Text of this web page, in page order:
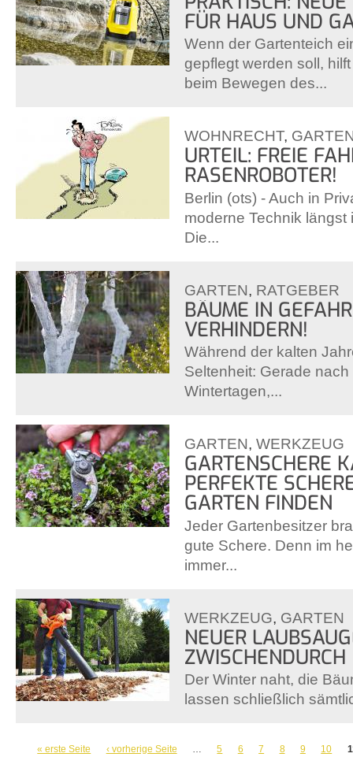
FÜR HAUS UND
Wenn der Gartenteich
gepflegt werden soll,
beim Bewegen des...
WOHNRECHT,
URTEIL: FREIE
RASENROBOTER!
Berlin (ots) - Auch in
moderne Technik
Die...
GARTEN, RATGEBER
BÄUME IN
VERHINDERN!
Während der kalten
Seltenheit: Gerade
Wintertagen,...
GARTEN, WERKZEUG
GARTENSCHERE
PERFEKTE
GARTEN FINDEN
Jeder Gartenbesitzer
gute Schere. Denn im
immer...
WERKZEUG, GARTEN
NEUER
ZWISCHENDURCH
Der Winter naht, die
lassen schließlich
SEITEN
« erste Seite ‹ vorherige Seite … 5 6 7 8 9 10